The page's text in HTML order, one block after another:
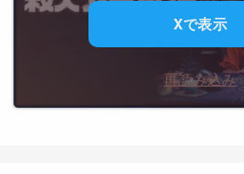
Xで表示
再読み込み